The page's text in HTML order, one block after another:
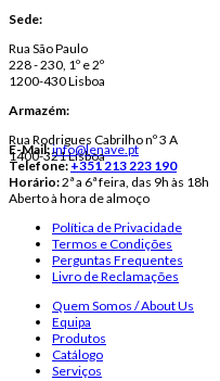
Sede:
Rua São Paulo
228 - 230, 1º e 2º
1200-430 Lisboa
Armazém:
Rua Rodrigues Cabrilho nº 3 A
1400-321 Lisboa
E-Mail:info@lenave.pt
Telefone:+351 213 223 190
Horário:2ª a 6ª feira, das 9h às 18h
Aberto à hora de almoço
Política de Privacidade
Termos e Condições
Perguntas Frequentes
Livro de Reclamações
Quem Somos / About Us
Equipa
Produtos
Catálogo
Serviços